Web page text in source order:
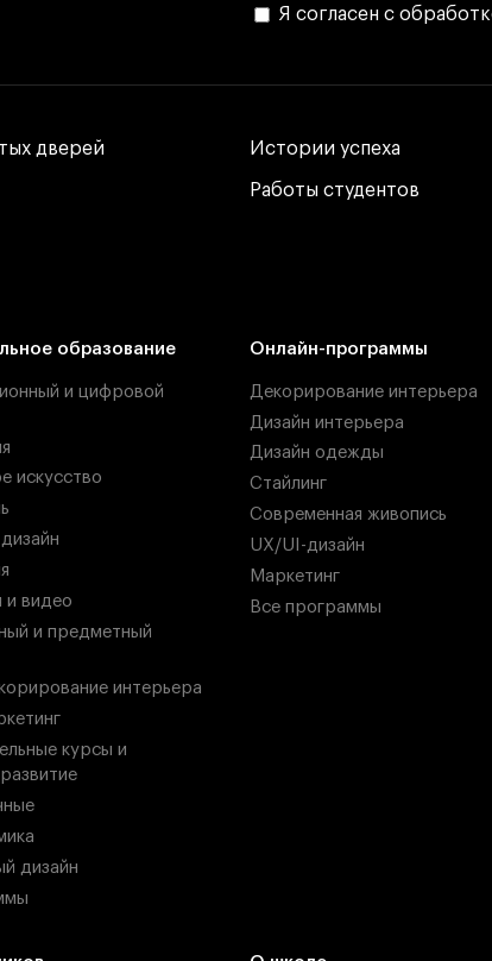
Я согласен с
дверей
дверей Истории успеха
Истории успеха
Работы студентов
Работы студентов
образование
и цифровой
искусство
и видео
и предметный
интерьера
курсы и
дизайн
Онлайн-программы
Декорирование интерьера
Дизайн интерьера
Дизайн одежды
Стайлинг
Современная живопись
UX/UI-дизайн
Маркетинг
Все программы